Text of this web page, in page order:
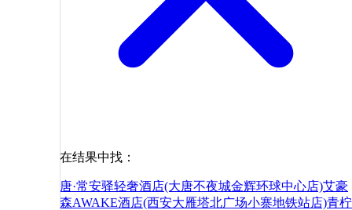
在结果中找：
唐·常安驿轻奢酒店(大唐不夜城金辉环球中心店)艾豪
森AWAKE酒店(西安大雁塔北广场小寨地铁站店)青柠